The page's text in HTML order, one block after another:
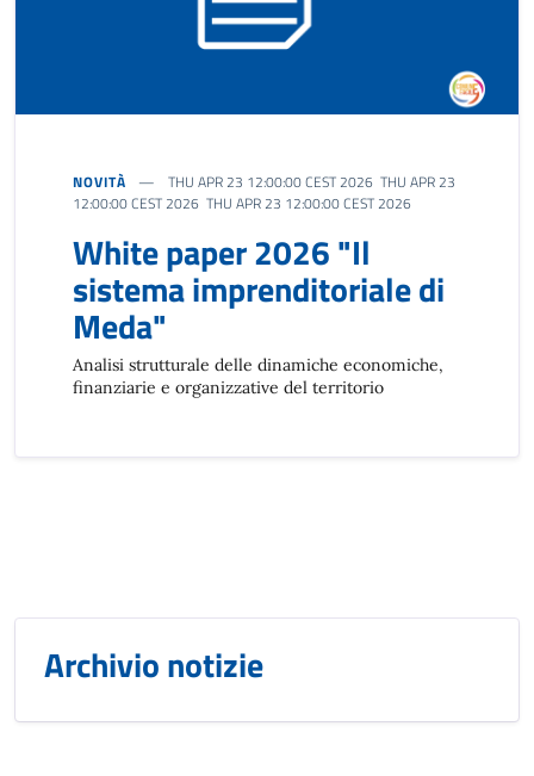
NOVITÀ
THU APR 23 12:00:00 CEST 2026 THU APR 23
12:00:00 CEST 2026 THU APR 23 12:00:00 CEST 2026
White paper 2026 "Il
sistema imprenditoriale di
Meda"
Analisi strutturale delle dinamiche economiche,
finanziarie e organizzative del territorio
Archivio notizie